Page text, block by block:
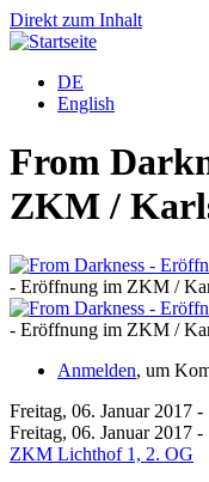
Direkt zum Inhalt
DE
English
From
ZKM /
- Eröffnung im ZKM /
- Eröffnung im ZKM /
Anmelden, um
Freitag, 06. Januar 2017
Freitag, 06. Januar 2017
ZKM Lichthof 1, 2. OG